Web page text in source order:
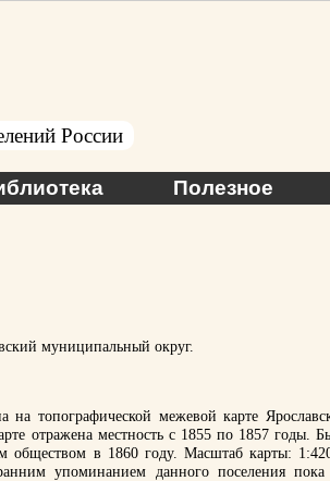
России
Полезное
муниципальный округ.
на топографической межевой карте
отражена местность с 1855 по 1857 годы.
обществом в 1860 году. Масштаб карты:
упоминанием данного поселения пока